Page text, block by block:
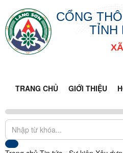
CỔNG
TỈNH
TRANG CHỦ GIỚI THIỆU